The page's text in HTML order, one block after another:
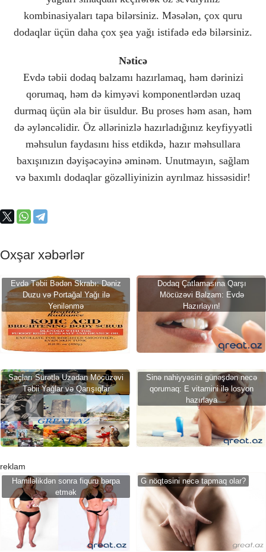
kombinasiyaları tapa bilərsiniz. Məsələn, çox quru
dodaqlar üçün daha çox şea yağı istifadə edə bilərsiniz.
Nəticə
Evdə təbii dodaq balzamı hazırlamaq, həm dərinizi
qorumaq, həm də kimyəvi komponentlərdən uzaq
durmaq üçün əla bir üsuldur. Bu proses həm asan, həm
də əyləncəlidir. Öz əllərinizlə hazırladığınız keyfiyyətli
məhsulun faydasını hiss etdikdə, hazır məhsullara
baxışınızın dəyişəcəyinə əminəm. Unutmayın, sağlam
və baxımlı dodaqlar gözəlliyinizin ayrılmaz hissəsidir!
Oxşar xəbərlər
Evdə Təbii Bədən Skrabı: Dəniz
Duzu və Portağal Yağı ilə
Yenilənmə
Dodaq Çatlamasına Qarşı
Möcüzəvi Balzam: Evdə
Hazırlayın!
Saçları Sürətlə Uzadan Möcüzəvi
Təbii Yağlar və Qarışıqlar
Sinə nahiyyəsini günəşdən necə
qorumaq: E vitamini ilə losyon
hazırlaya
reklam
Hamiləlikdən sonra fiquru bərpa
etmək
G nöqtəsini necə tapmaq olar?